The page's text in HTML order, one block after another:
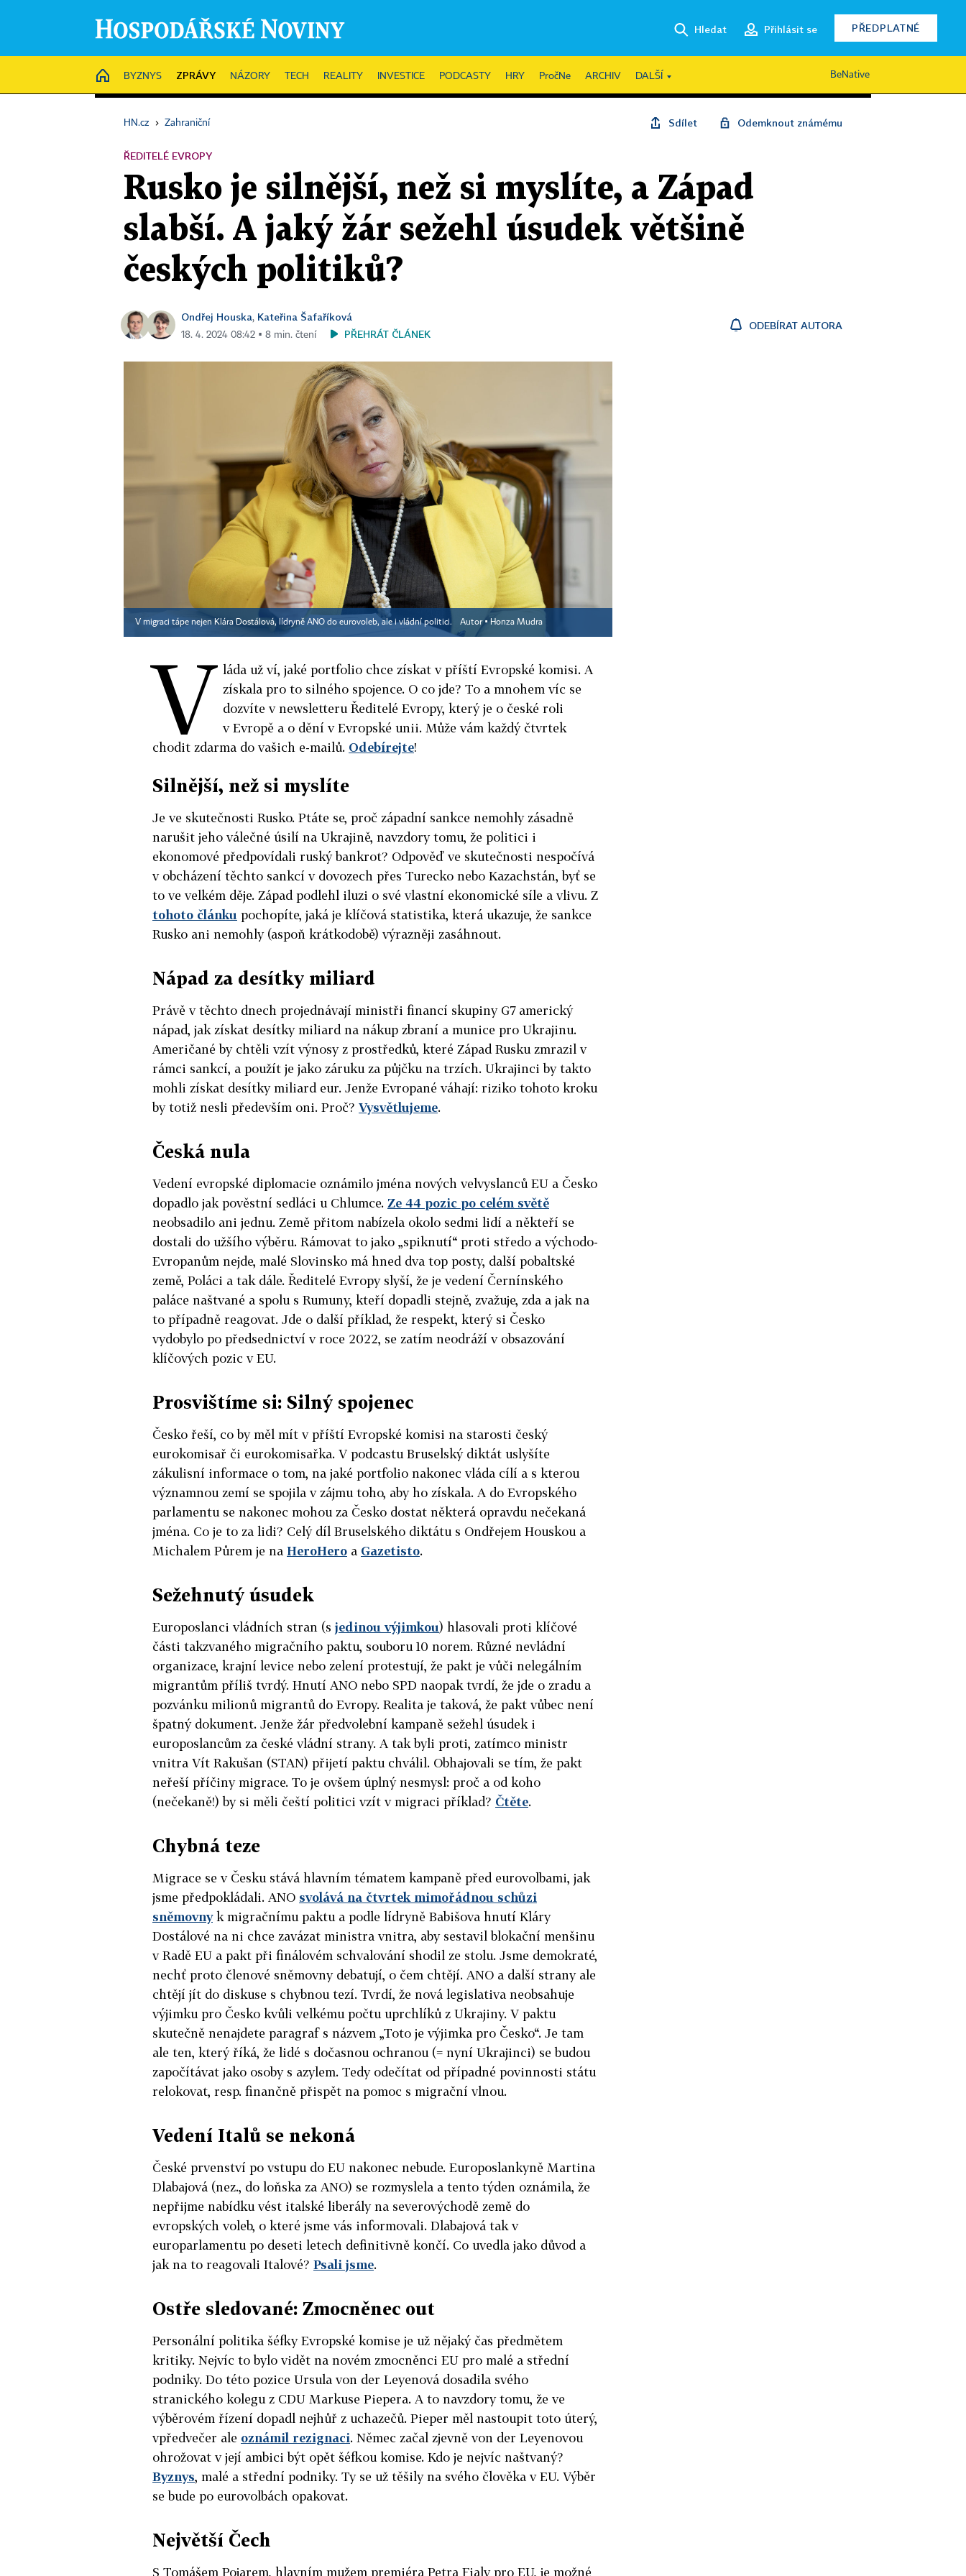
Hledat Přihlásit se PŘEDPLATNÉ
HOME
BYZNYS ZPRÁVY NÁZORY TECH REALITY INVESTICE PODCASTY HRY PročNe ARCHIV DALŠÍ BeNative
HN.cz › Zahraniční Sdílet Odemknout známému
ŘEDITELÉ EVROPY
Rusko je silnější, než si myslíte, a Západ
slabší. A jaký žár sežehl úsudek většině
českých politiků?
Ondřej Houska, Kateřina Šafaříková
18. 4. 2024 08:42 ▪ 8 min. čtení PŘEHRÁT ČLÁNEK
ODEBÍRAT AUTORA
V migraci tápe nejen Klára Dostálová, lídryně ANO do eurovoleb, ale i vládní politici. Autor ▪Honza Mudra
V láda už ví, jaké portfolio chce získat v příští Evropské komisi. A
získala pro to silného spojence. O co jde? To a mnohem víc se
dozvíte v newsletteru Ředitelé Evropy, který je o české roli
v Evropě a o dění v Evropské unii. Může vám každý čtvrtek
chodit zdarma do vašich e-mailů. Odebírejte!
Silnější, než si myslíte
Je ve skutečnosti Rusko. Ptáte se, proč západní sankce nemohly zásadně
narušit jeho válečné úsilí na Ukrajině, navzdory tomu, že politici i
ekonomové předpovídali ruský bankrot? Odpověď ve skutečnosti nespočívá
v obcházení těchto sankcí v dovozech přes Turecko nebo Kazachstán, byť se
to ve velkém děje. Západ podlehl iluzi o své vlastní ekonomické síle a vlivu. Z
tohoto článku pochopíte, jaká je klíčová statistika, která ukazuje, že sankce
Rusko ani nemohly (aspoň krátkodobě) výrazněji zasáhnout.
Nápad za desítky miliard
Právě v těchto dnech projednávají ministři financí skupiny G7 americký
nápad, jak získat desítky miliard na nákup zbraní a munice pro Ukrajinu.
Američané by chtěli vzít výnosy z prostředků, které Západ Rusku zmrazil v
rámci sankcí, a použít je jako záruku za půjčku na trzích. Ukrajinci by takto
mohli získat desítky miliard eur. Jenže Evropané váhají: riziko tohoto kroku
by totiž nesli především oni. Proč? Vysvětlujeme.
Česká nula
Vedení evropské diplomacie oznámilo jména nových velvyslanců EU a Česko
dopadlo jak pověstní sedláci u Chlumce. Ze 44 pozic po celém světě
neobsadilo ani jednu. Země přitom nabízela okolo sedmi lidí a někteří se
dostali do užšího výběru. Rámovat to jako „spiknutí“ proti středo a východo-
Evropanům nejde, malé Slovinsko má hned dva top posty, další pobaltské
země, Poláci a tak dále. Ředitelé Evropy slyší, že je vedení Černínského
paláce naštvané a spolu s Rumuny, kteří dopadli stejně, zvažuje, zda a jak na
to případně reagovat. Jde o další příklad, že respekt, který si Česko
vydobylo po předsednictví v roce 2022, se zatím neodráží v obsazování
klíčových pozic v EU.
Prosvištíme si: Silný spojenec
Česko řeší, co by měl mít v příští Evropské komisi na starosti český
eurokomisař či eurokomisařka. V podcastu Bruselský diktát uslyšíte
zákulisní informace o tom, na jaké portfolio nakonec vláda cílí a s kterou
významnou zemí se spojila v zájmu toho, aby ho získala. A do Evropského
parlamentu se nakonec mohou za Česko dostat některá opravdu nečekaná
jména. Co je to za lidi? Celý díl Bruselského diktátu s Ondřejem Houskou a
Michalem Půrem je na HeroHero a Gazetisto.
Sežehnutý úsudek
Europoslanci vládních stran (sjedinou výjimkou) hlasovali proti klíčové
části takzvaného migračního paktu, souboru 10 norem. Různé nevládní
organizace, krajní levice nebo zelení protestují, že pakt je vůči nelegálním
migrantům příliš tvrdý. Hnutí ANO nebo SPD naopak tvrdí, že jde o zradu a
pozvánku milionů migrantů do Evropy. Realita je taková, že pakt vůbec není
špatný dokument. Jenže žár předvolební kampaně sežehl úsudek i
europoslancům za české vládní strany. A tak byli proti, zatímco ministr
vnitra Vít Rakušan (STAN) přijetí paktu chválil. Obhajovali se tím, že pakt
neřeší příčiny migrace. To je ovšem úplný nesmysl: proč a od koho
(nečekaně!) by si měli čeští politici vzít v migraci příklad? Čtěte.
Chybná teze
Migrace se v Česku stává hlavním tématem kampaně před eurovolbami, jak
jsme předpokládali. ANO svolává na čtvrtek mimořádnou schůzi
sněmovnyk migračnímu paktu a podle lídryně Babišova hnutí Kláry
Dostálové na ni chce zavázat ministra vnitra, aby sestavil blokační menšinu
v Radě EU a pakt při finálovém schvalování shodil ze stolu. Jsme demokraté,
nechť proto členové sněmovny debatují, o čem chtějí. ANO a další strany ale
chtějí jít do diskuse s chybnou tezí. Tvrdí, že nová legislativa neobsahuje
výjimku pro Česko kvůli velkému počtu uprchlíků z Ukrajiny. V paktu
skutečně nenajdete paragraf s názvem „Toto je výjimka pro Česko“. Je tam
ale ten, který říká, že lidé s dočasnou ochranou (= nyní Ukrajinci) se budou
započítávat jako osoby s azylem. Tedy odečítat od případné povinnosti státu
relokovat, resp. finančně přispět na pomoc s migrační vlnou.
Vedení Italů se nekoná
České prvenství po vstupu do EU nakonec nebude. Europoslankyně Martina
Dlabajová (nez., do loňska za ANO) se rozmyslela a tento týden oznámila, že
nepřijme nabídku vést italské liberály na severovýchodě země do
evropských voleb, o které jsme vás informovali. Dlabajová tak v
europarlamentu po deseti letech definitivně končí. Co uvedla jako důvod a
jak na to reagovali Italové? Psali jsme.
Ostře sledované: Zmocněnec out
Personální politika šéfky Evropské komise je už nějaký čas předmětem
kritiky. Nejvíc to bylo vidět na novém zmocněnci EU pro malé a střední
podniky. Do této pozice Ursula von der Leyenová dosadila svého
stranického kolegu z CDU Markuse Piepera. A to navzdory tomu, že ve
výběrovém řízení dopadl nejhůř z uchazečů. Pieper měl nastoupit toto úterý,
vpředvečer ale oznámil rezignaci. Němec začal zjevně von der Leyenovou
ohrožovat v její ambici být opět šéfkou komise. Kdo je nejvíc naštvaný?
Byznys, malé a střední podniky. Ty se už těšily na svého člověka v EU. Výběr
se bude po eurovolbách opakovat.
Největší Čech
S Tomášem Pojarem, hlavním mužem premiéra Petra Fialy pro EU, je možné